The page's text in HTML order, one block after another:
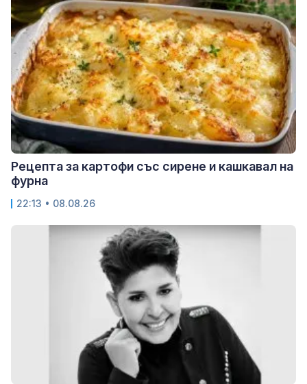
Рецепта за картофи със сирене и кашкавал на
фурна
22:13 • 08.08.26